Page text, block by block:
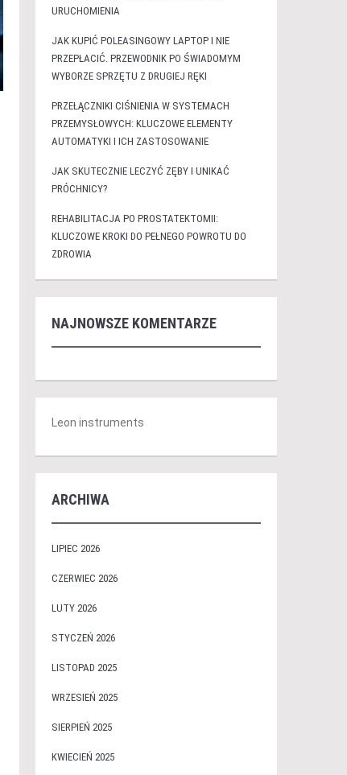
URUCHOMIENIA
JAK KUPIĆ POLEASINGOWY LAPTOP I NIE
PRZEPŁACIĆ. PRZEWODNIK PO ŚWIADOMYM
WYBORZE SPRZĘTU Z DRUGIEJ RĘKI
PRZEŁĄCZNIKI CIŚNIENIA W SYSTEMACH
PRZEMYSŁOWYCH: KLUCZOWE ELEMENTY
AUTOMATYKI I ICH ZASTOSOWANIE
JAK SKUTECZNIE LECZYĆ ZĘBY I UNIKAĆ
PRÓCHNICY?
REHABILITACJA PO PROSTATEKTOMII:
KLUCZOWE KROKI DO PEŁNEGO POWROTU DO
ZDROWIA
NAJNOWSZE KOMENTARZE
Leon instruments
ARCHIWA
LIPIEC 2026
CZERWIEC 2026
LUTY 2026
STYCZEŃ 2026
LISTOPAD 2025
WRZESIEŃ 2025
SIERPIEŃ 2025
KWIECIEŃ 2025